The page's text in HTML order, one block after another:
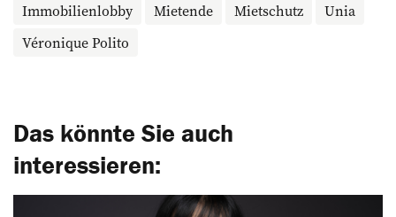
Immobilienlobby Mietende Mietschutz
Unia
Véronique Polito
Das könnte Sie auch
interessieren: